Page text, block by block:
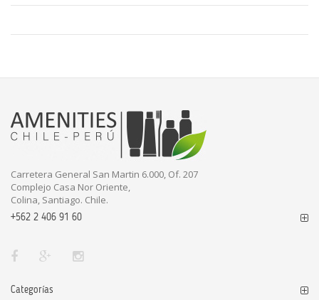
Carretera General San Martin 6.000, Of. 207
Complejo Casa Nor Oriente,
Colina, Santiago. Chile.
+562 2 406 91 60
Categorías